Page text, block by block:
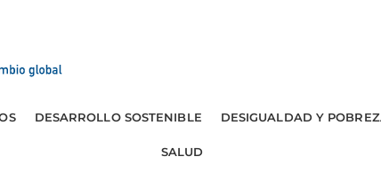
DESARROLLO SOSTENIBLE DESIGUALDAD Y
SALUD